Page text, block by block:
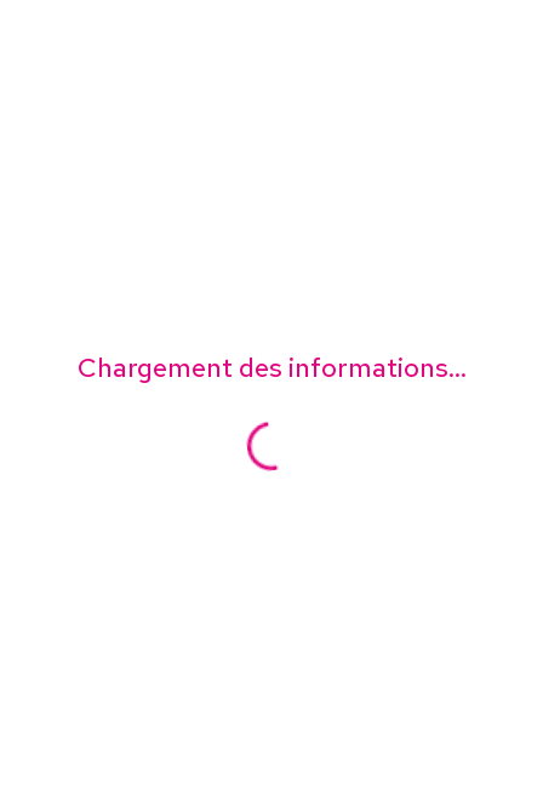
Chargement des informations...